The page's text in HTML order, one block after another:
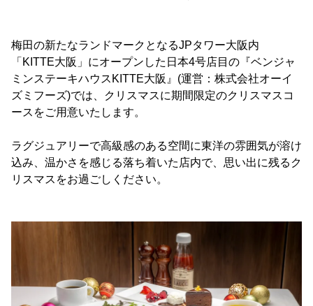
梅田の新たなランドマークとなるJPタワー大阪内
「KITTE大阪」にオープンした日本4号店目の『ベンジャ
ミンステーキハウスKITTE大阪』(運営：株式会社オーイ
ズミフーズ)では、クリスマスに期間限定のクリスマスコ
ースをご用意いたします。
ラグジュアリーで高級感のある空間に東洋の雰囲気が溶け
込み、温かさを感じる落ち着いた店内で、思い出に残るク
リスマスをお過ごしください。